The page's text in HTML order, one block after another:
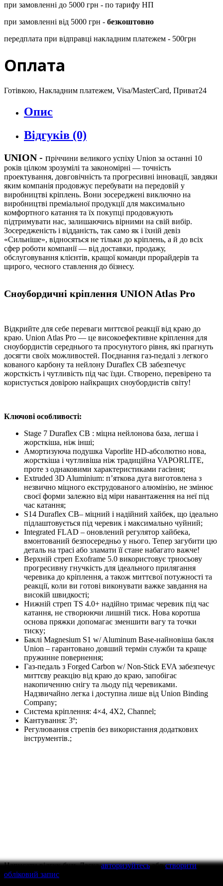
при замовленні до 5000 грн - по тарифу НП
при замовленні від 5000 грн - безкоштовно
передплата при відправці накладним платежем - 500грн
Оплата
Готівкою, Накладним платежем, Visa/MasterCard, Приват24
Опис
Відгуків (0)
UNION- пріччини великого успіху Union за останні 10
років цілком зрозумілі та закономірні — точність
проектування, довговічність та прогресивні інновації, завдяки
яким компанія продовжує перебувати на передовій у
виробництві кріплень. Вони зосереджені виключно на
виробництві преміальної продукції для максимально
комфортного катання та їх покупці продовжують
підтримувати нас, залишаючись вірними на свій вибір.
Зосередженість і відданість, так само як і їхній девіз
«Сильніше», відносяться не тільки до кріплень, а й до всіх
сфер роботи компанії — від доставки, продажу,
обслуговування клієнтів, кращої команди прорайдерів та
щирого, чесного ставлення до бізнесу.
Сноубордичні кріплення UNION Atlas Pro
Відкрийте для себе переваги миттєвої реакції від краю до
краю. Union Atlas Pro — це високоефективне кріплення для
сноубордистів середнього та просунутого рівня, які прагнуть
досягти своїх можливостей. Поєднання газ-педалі з легкого
кованого карбону та нейлону Duraflex CB забезпечує
жорсткість і чутливість під час їзди. Створено, перевірено та
користується довірою найкращих сноубордистів світу!
Ключові особливості:
Stage 7 Duraflex CB : міцна нейлонова база, легша і
жорсткіша, ніж інші;
Амортизуюча подушка Vaporlite HD-абсолютно нова,
жорсткіша і чутливіша ніж традиційна VAPORLITE,
проте з однаковими характеристиками гасіння;
Extruded 3D Aluminium: п’яткова дуга виготовлена з
незвично міцного екструдованого алюмінію, не змінює
своєї форми залежно від міри навантаження на неї під
час катання;
S14 Duraflex CB– міцний і надійний хайбек, що ідеально
підлаштовується під черевик і максимально чуйний;
Integrated FLAD – оновлений регулятор хайбека,
вмонтований безпосередньо у нього. Тепер загубити цю
деталь на трасі або зламати її стане набагато важче!
Верхній стреп Exoframe 5.0 використовує триосьову
прогресивну гнучкість для ідеального прилягання
черевика до кріплення, а також миттєвої потужності та
реакції, коли ви готові виконувати важке завдання на
високій швидкості;
Нижній стреп TS 4.0+ надійно тримає черевик під час
катання, не створюючи лишній тиск. Нова коротша
основа пряжки допомагає зменшити вагу та точки
тиску;
Баклі Magnesium S1 w/ Aluminum Base-найновіша бакля
Union – гарантовано довший термін служби та краще
пружинне повернення;
Газ-педаль з Forged Carbon w/ Non-Stick EVA забезпечує
миттєву реакцію від краю до краю, запобігає
накопиченню снігу та льоду під черевиками.
Надзвичайно легка і доступна лише від Union Binding
Company;
Система кріплення: 4×4, 4X2, Channel;
Кантування: 3º;
Регулювання стрепів без використання додаткових
інструментів.;
Написати відгукбудь Ласкаавторизуйтесьабостворити
обліковий запис